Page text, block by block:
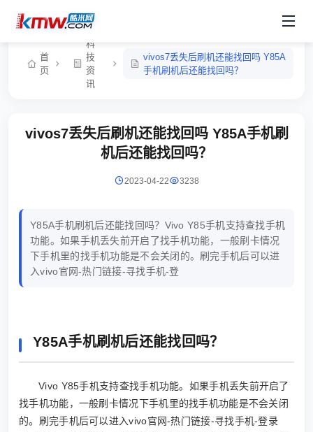
首
页
科
技
资
讯
vivos7丢失后刷机还能找回吗 Y85A
手机刷机后还能找回吗？
vivos7丢失后刷机还能找回吗 Y85A手机刷
机后还能找回吗？
2023-04-22 3238
Y85A手机刷机后还能找回吗？Vivo Y85手机支持查找手机
功能。如果手机丢失前开启了找手机功能，一般刷卡情况
下手机里的找手机功能是不会关闭的。刷完手机后可以进
入vivo官网-热门链接-寻找手机-登
Y85A手机刷机后还能找回吗？
Vivo Y85手机支持查找手机功能。如果手机丢失前开启了
找手机功能，一般刷卡情况下手机里的找手机功能是不会关闭
的。刷完手机后可以进入vivo官网-热门链接-寻找手机-登录